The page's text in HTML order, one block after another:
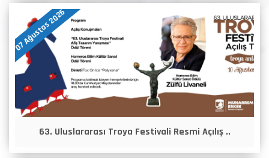
07 Ağustos 2026
63. Uluslararası Troya Festivali Resmi Açılış ..